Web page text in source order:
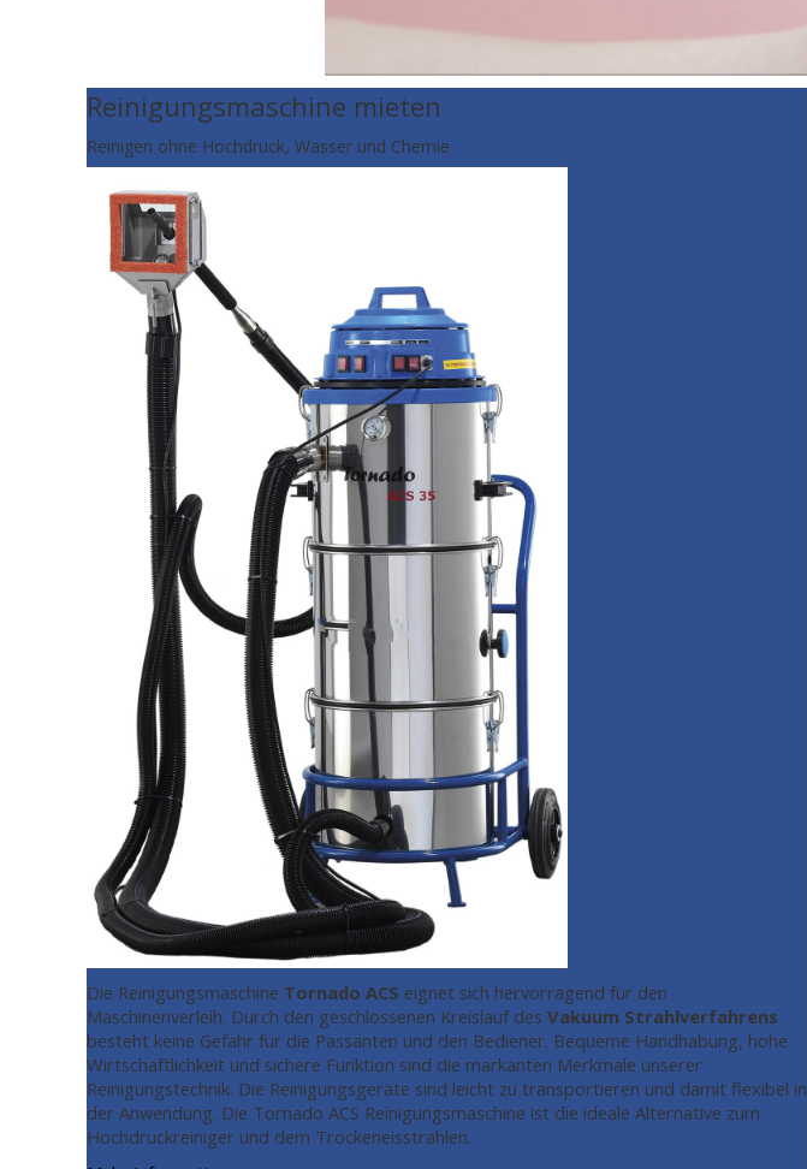
Reinigungsmaschine mieten
Reinigen ohne Hochdruck, Wasser und Chemie
Die Reinigungsmaschine Tornado ACS eignet sich hervorragend für den
Maschinenverleih. Durch den geschlossenen Kreislauf des Vakuum Strahlverfahrens
besteht keine Gefahr für die Passanten und den Bediener. Bequeme Handhabung, hohe
Wirtschaftlichkeit und sichere Funktion sind die markanten Merkmale unserer
Reinigungstechnik. Die Reinigungsgeräte sind leicht zu transportieren und damit flexibel in
der Anwendung. Die Tornado ACS Reinigungsmaschine ist die ideale Alternative zum
Hochdruckreiniger und dem Trockeneisstrahlen.